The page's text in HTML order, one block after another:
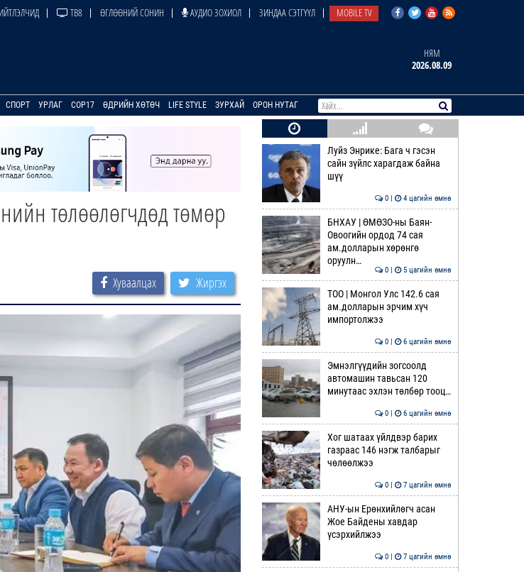
ТВ8 ӨГЛӨӨНИЙ СОНИН АУДИО ЗОХИОЛ ЗИНДАА СЭТГҮҮЛ MOBILE TV
НЯМ
2026.08.09
СПОРТ УРЛАГ COP17 ӨДРИЙН ХӨТӨЧ LIFE STYLE ЗУРХАЙ ОРОН НУТАГ
төлөөлөгчдөд төмөр
Хуваалцах Жиргэх
Луйз Энрике: Бага ч гэсэн
сайн зүйлс харагдаж байна
шүү
0 | 4 цагийн өмнө
БНХАУ | ӨМӨЗО-ны Баян-
Овоогийн ордод 74 сая
ам.долларын хөрөнгө
оруулн…
0 | 5 цагийн өмнө
ТОО | Монгол Улс 142.6 сая
ам.долларын эрчим хүч
импортолжээ
0 | 6 цагийн өмнө
Эмнэлгүүдийн зогсоолд
автомашин тавьсан 120
минутаас эхлэн төлбөр тооц…
0 | 6 цагийн өмнө
Хог шатаах үйлдвэр барих
газраас 146 нэгж талбарыг
чөлөөлжээ
0 | 7 цагийн өмнө
АНУ-ын Ерөнхийлөгч асан
Жое Байдены хавдар
үсэрхийлжээ
0 | 7 цагийн өмнө